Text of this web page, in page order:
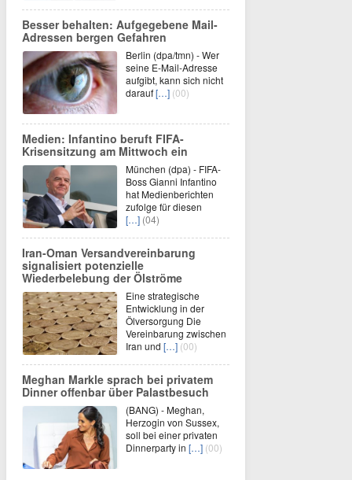
Besser behalten: Aufgegebene Mail-
Adressen bergen Gefahren
Berlin (dpa/tmn) - Wer
seine E-Mail-Adresse
aufgibt, kann sich nicht
darauf[…] (00)
Medien: Infantino beruft FIFA-
Krisensitzung am Mittwoch ein
München (dpa) - FIFA-
Boss Gianni Infantino
hat Medienberichten
zufolge für diesen
[…] (04)
Iran-Oman Versandvereinbarung
signalisiert potenzielle
Wiederbelebung der Ölströme
Eine strategische
Entwicklung in der
Ölversorgung Die
Vereinbarung zwischen
Iran und […] (00)
Meghan Markle sprach bei privatem
Dinner offenbar über Palastbesuch
(BANG) - Meghan,
Herzogin von Sussex,
soll bei einer privaten
Dinnerparty in […] (00)